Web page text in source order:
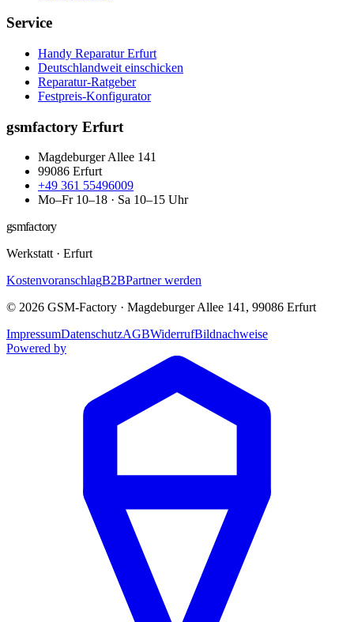
Service
Handy Reparatur Erfurt
Deutschlandweit einschicken
Reparatur-Ratgeber
Festpreis-Konfigurator
gsmfactory Erfurt
Magdeburger Allee 141
99086 Erfurt
+49 361 55496009
Mo–Fr 10–18 · Sa 10–15 Uhr
gsmfactory
Werkstatt· Erfurt
KostenvoranschlagB2BPartner werden
© 2026 GSM-Factory · Magdeburger Allee 141, 99086 Erfurt
ImpressumDatenschutzAGBWiderrufBildnachweise
Powered by